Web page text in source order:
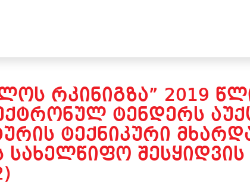
ᲠᲙᲘᲜᲘᲒᲖᲐ” 2019
ᲢᲔᲜᲓᲔᲠᲡ
ᲢᲔᲥᲜᲘᲙᲣᲠᲘ
ᲡᲐᲮᲔᲚᲬᲘᲤᲝ ᲨᲔᲡᲧᲘᲓᲕᲘᲡ